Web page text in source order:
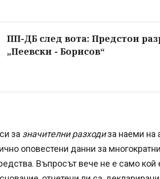
ПП-ДБ след вота: Предстои
„Пеевски - Борисов“
за значителни разходиза наеми на
оповестени данни за
Въпросът вече не е само кой